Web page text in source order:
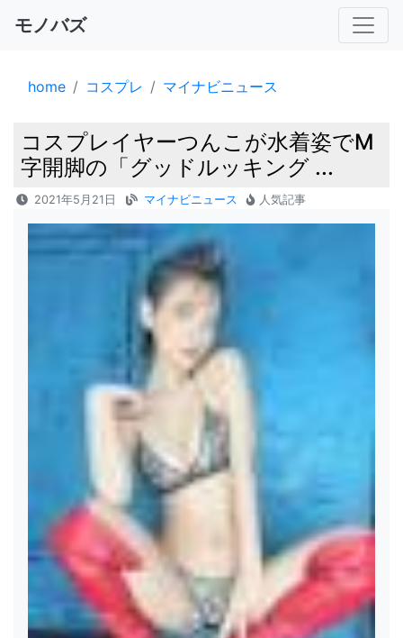
モノバズ
home コスプレ マイナビニュース
コスプレイヤーつんこが水着姿でM
字開脚の「グッドルッキング ...
2021年5月21日 マイナビニュース 人気記事